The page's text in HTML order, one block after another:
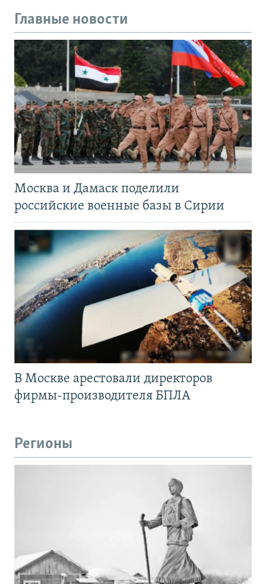
Главные новости
Москва и Дамаск поделили
российские военные базы в Сирии
В Москве арестовали директоров
фирмы-производителя БПЛА
Регионы